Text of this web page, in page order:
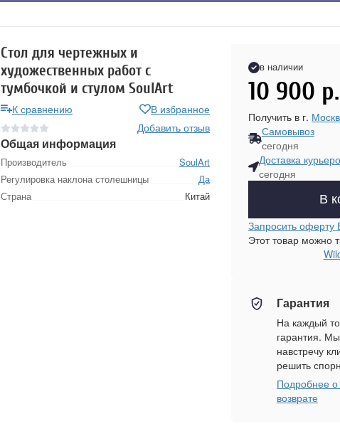
Стол для чертежных и
художественных работ с
тумбочкой и стулом SoulArt
К сравнению
В избранное
Добавить отзыв
Общая информация
Производитель
SoulArt
Регулировка наклона столешницы
Да
Страна
Китай
в наличии
10 900 р.
Получить в г.
Самовывоз
сегодня
Доставка
сегодня
В
Запросить
Этот товар можно
Гарантия
На каждый
гарантия.
навстречу
решить
Подробнее о
возврате